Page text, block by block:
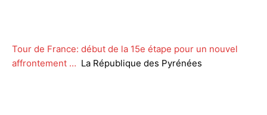
Tour de France: début de la 15e étape pour un nouvel
affrontement … La République des Pyrénées